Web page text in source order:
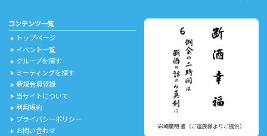
コンテンツ一覧
play_arrow トップページ
play_arrow イベント一覧
play_arrow グループを探す
play_arrow ミーティングを探す
play_arrow 新規会員登録
play_arrow 当サイトについて
play_arrow 利用規約
play_arrow プライバシーポリシー
play_arrow お問い合わせ 岩崎廣明 書（ご遺族様よりご提供）